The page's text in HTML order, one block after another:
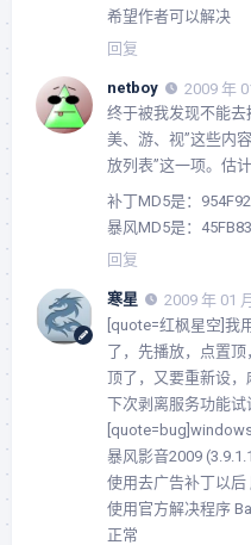
希望作者可以解决
回复
netboy
2009 年
终于被我发现不能去
美、游、视”这些内
放列表”这一项。估
补丁MD5是：
暴风MD5是：
回复
寒星
2009 年 01
[quote=红枫星空]我
了，先播放，点置
顶了，又要重新设
下次剥离服务功能试
暴风影音2009
使用去广告补丁以
使用官方解决程序
正常